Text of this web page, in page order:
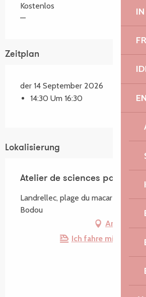
Kostenlos
—
Zeitplan
der 14 September 2026
14:30 Um 16:30
Lokalisierung
Atelier de sciences
Landrellec, plage du macareux,
Bodou
Anfahrt
Ich fahre mit dem